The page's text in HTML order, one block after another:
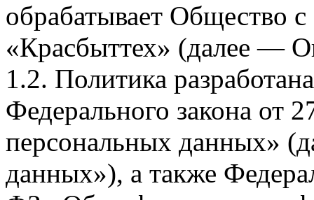
обрабатывает Общество
«Красбыттех» (далее —
1.2. Политика
Федерального закона
персональных данных»
данных»), а также